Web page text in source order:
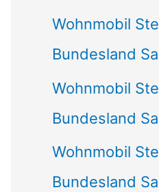
Wohnmobil
Bundesland
Wohnmobil
Bundesland
Wohnmobil
Bundesland